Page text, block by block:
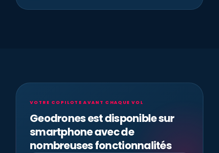
VOTRE COPILOTE AVANT CHAQUE VOL
Geodrones est disponible sur
smartphone avec de
nombreuses fonctionnalités